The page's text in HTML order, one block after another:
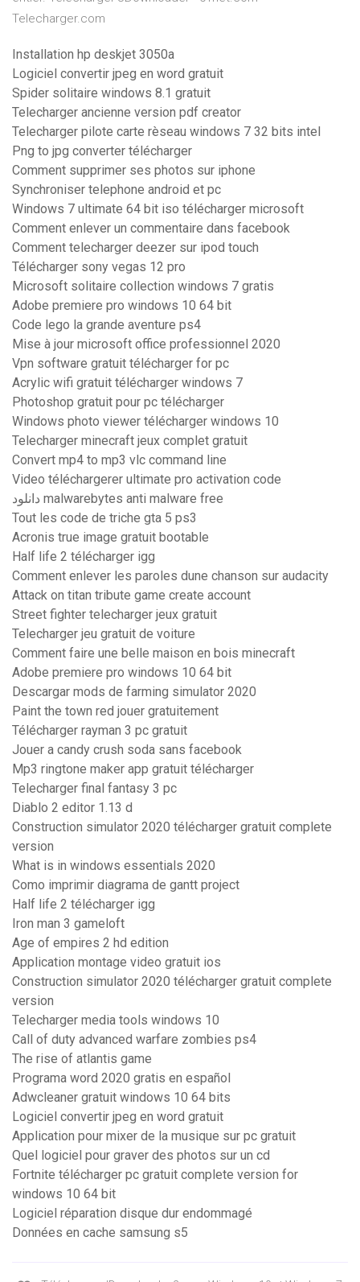
Telecharger.com
Installation hp deskjet 3050a
Logiciel convertir jpeg en word gratuit
Spider solitaire windows 8.1 gratuit
Telecharger ancienne version pdf creator
Telecharger pilote carte rèseau windows 7 32 bits intel
Png to jpg converter télécharger
Comment supprimer ses photos sur iphone
Synchroniser telephone android et pc
Windows 7 ultimate 64 bit iso télécharger microsoft
Comment enlever un commentaire dans facebook
Comment telecharger deezer sur ipod touch
Télécharger sony vegas 12 pro
Microsoft solitaire collection windows 7 gratis
Adobe premiere pro windows 10 64 bit
Code lego la grande aventure ps4
Mise à jour microsoft office professionnel 2020
Vpn software gratuit télécharger for pc
Acrylic wifi gratuit télécharger windows 7
Photoshop gratuit pour pc télécharger
Windows photo viewer télécharger windows 10
Telecharger minecraft jeux complet gratuit
Convert mp4 to mp3 vlc command line
Video téléchargerer ultimate pro activation code
دانلود malwarebytes anti malware free
Tout les code de triche gta 5 ps3
Acronis true image gratuit bootable
Half life 2 télécharger igg
Comment enlever les paroles dune chanson sur audacity
Attack on titan tribute game create account
Street fighter telecharger jeux gratuit
Telecharger jeu gratuit de voiture
Comment faire une belle maison en bois minecraft
Adobe premiere pro windows 10 64 bit
Descargar mods de farming simulator 2020
Paint the town red jouer gratuitement
Télécharger rayman 3 pc gratuit
Jouer a candy crush soda sans facebook
Mp3 ringtone maker app gratuit télécharger
Telecharger final fantasy 3 pc
Diablo 2 editor 1.13 d
Construction simulator 2020 télécharger gratuit complete
version
What is in windows essentials 2020
Como imprimir diagrama de gantt project
Half life 2 télécharger igg
Iron man 3 gameloft
Age of empires 2 hd edition
Application montage video gratuit ios
Construction simulator 2020 télécharger gratuit complete
version
Telecharger media tools windows 10
Call of duty advanced warfare zombies ps4
The rise of atlantis game
Programa word 2020 gratis en español
Adwcleaner gratuit windows 10 64 bits
Logiciel convertir jpeg en word gratuit
Application pour mixer de la musique sur pc gratuit
Quel logiciel pour graver des photos sur un cd
Fortnite télécharger pc gratuit complete version for
windows 10 64 bit
Logiciel réparation disque dur endommagé
Données en cache samsung s5